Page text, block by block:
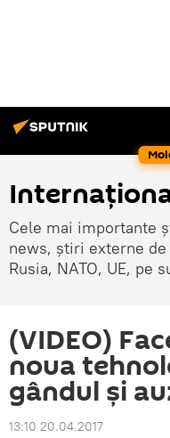
Cele mai importante
news, știri externe de
Rusia, NATO, UE, pe
(VIDEO)
noua
gândul şi
13:10 20.04.2017